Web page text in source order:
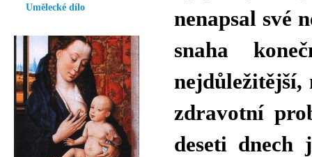
Umělecké dílo
nenapsal své
snaha
nejdůležitější,
zdravotní
deseti dnech